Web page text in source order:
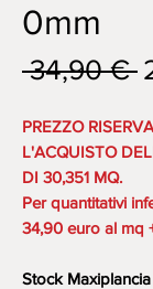
0mm
34,90 €
PREZZO
L'ACQUISTO
DI 30,351 MQ.
Per quantitativi
34,90 euro al mq
Stock